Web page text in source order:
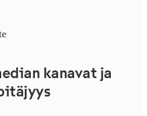
kanavat ja